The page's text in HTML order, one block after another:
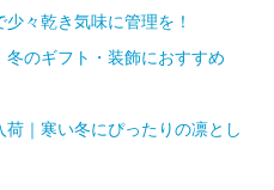
々乾き気味に管理を！
のギフト・装飾におすすめ
｜寒い冬にぴったりの凛とし